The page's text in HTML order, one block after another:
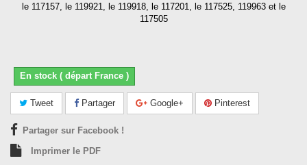
le 117157, le 119921,
le 119918, le 117201, le 117525, 119963 et le
117505
En stock ( départ France )
Tweet Partager Google+ Pinterest
Partager sur Facebook !
Imprimer le PDF